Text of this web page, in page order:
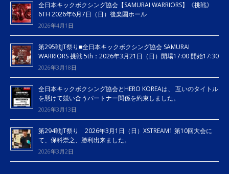
全日本キックボクシング協会【SAMURAI WARRIORS】《挑戦》
6TH 2026年6月7日（日）後楽園ホール
2026年4月1日
第295戦JT祭り■全日本キックボクシング協会 SAMURAI
WARRIORS 挑戦 5th：2026年3月21日（日）開場17:00 開始17:30
2026年3月18日
全日本キックボクシング協会とHERO KOREAは、 互いのタイトル
を懸けて競い合うパートナー関係を約束しました。
2026年3月13日
第294戦JT祭り 2026年3月1日（日）XSTREAM1 第10回大会に
て、保科崇之、勝利出来ました。
2026年3月2日